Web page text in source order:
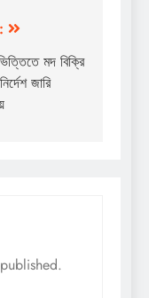
মদ বিক্রি
জারি